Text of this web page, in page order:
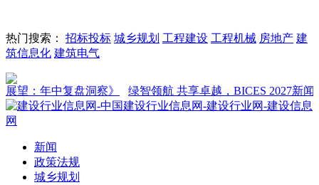
热门搜索： 招标投标 城乡规划 工程建设 工程机械 房地产 建
筑信息化 建筑电气
年中复盘洞察》 绿智领航 共享卓越，BICES 2027新闻发布
新闻
政策法规
城乡规划